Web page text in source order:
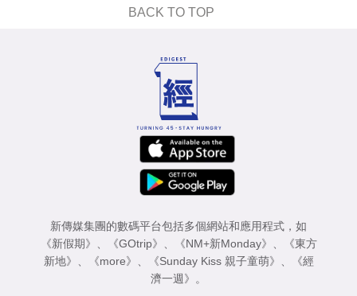
BACK TO TOP
新傳媒集團的數碼平台包括多個網站和應用程式，如
《新假期》
《GOtrip》 《NM+新Monday》
《東方
新地》
《more》 《Sunday Kiss 親子童萌》
《經
濟一週》
。